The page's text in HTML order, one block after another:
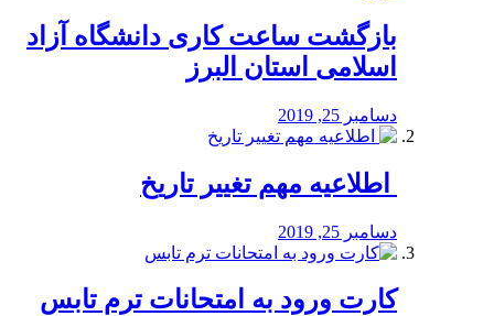
بازگشت ساعت کاری دانشگاه آزاد
اسلامی استان البرز
دسامبر 25, 2019
️ اطلاعیه مهم تغییر تاریخ
دسامبر 25, 2019
کارت ورود به امتحانات ترم تابس